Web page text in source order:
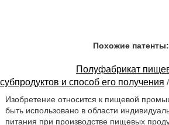
Похожие патенты:
Полуфабрикат
субпродуктов и способ его получения
Изобретение относится к пищевой
быть использовано в области
питания при производстве пищевых